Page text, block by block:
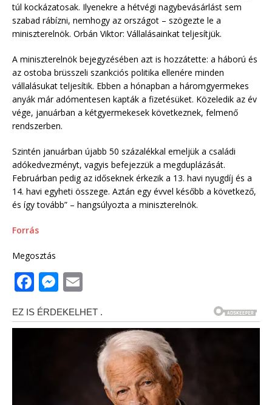
túl kockázatosak. Ilyenekre a hétvégi nagybevásárlást sem
szabad rábízni, nemhogy az országot – szögezte le a
miniszterelnök. Orbán Viktor: Vállalásainkat teljesítjük.
A miniszterelnök bejegyzésében azt is hozzátette: a háború és
az ostoba brüsszeli szankciós politika ellenére minden
vállalásukat teljesítik. Ebben a hónapban a háromgyermekes
anyák már adómentesen kapták a fizetésüket. Közeledik az év
vége, januárban a kétgyermekesek következnek, felmenő
rendszerben.
Szintén januárban újabb 50 százalékkal emeljük a családi
adókedvezményt, vagyis befejezzük a megduplázását.
Februárban pedig az időseknek érkezik a 13. havi nyugdíj és a
14. havi egyheti összege. Aztán egy évvel később a következő,
és így tovább” – hangsúlyozta a miniszterelnök.
Forrás
Megosztás
F
a
c
M
ssai